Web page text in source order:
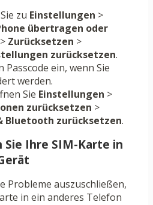
zu Einstellungen >
übertragen oder
> Zurücksetzen >
zurücksetzen.
Passcode ein, wenn Sie
werden.
Sie Einstellungen >
zurücksetzen >
Bluetooth zurücksetzen.
Ihre SIM-Karte in
Probleme auszuschließen,
in ein anderes Telefon